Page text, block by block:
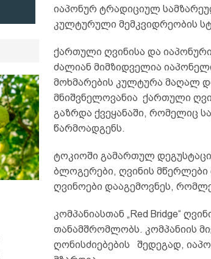
იაპონურ ტრადიციულ
კულტურული მემკვიდრეობის
ქართული ღვინისა და
ძალიან მიმზიდველია
მოხმარების კულტურა მაღალ
მნიშვნელოვანია ქართული
გაზრდა ქვეყანაში, რომელიც
წარმოადგენს.
ტოკიოში გამართულ
ბლოგერები, ღვინის
ღვინოები დააგემოვნეს,
კომპანიასთან „Red Bridge“
თანამშრომლობს. კომპანიის
ღონისძიებების შედეგად,